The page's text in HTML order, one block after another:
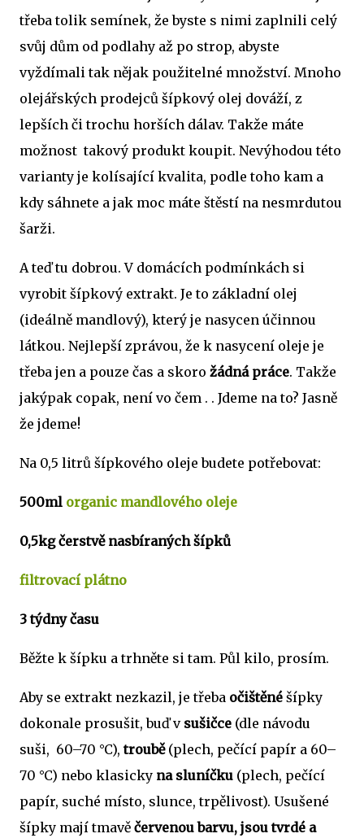
třeba tolik semínek, že byste s nimi zaplnili celý
svůj dům od podlahy až po strop, abyste
vyždímali tak nějak použitelné množství. Mnoho
olejářských prodejců šípkový olej dováží, z
lepších či trochu horších dálav. Takže máte
možnost takový produkt koupit. Nevýhodou této
varianty je kolísající kvalita, podle toho kam a
kdy sáhnete a jak moc máte štěstí na nesmrdutou
šarži.
A teď tu dobrou. V domácích podmínkách si
vyrobit šípkový extrakt. Je to základní olej
(ideálně mandlový), který je nasycen účinnou
látkou. Nejlepší zprávou, že k nasycení oleje je
třeba jen a pouze čas a skoro žádná práce. Takže
jakýpak copak, není vo čem . . Jdeme na to? Jasně
že jdeme!
Na 0,5 litrů šípkového oleje budete potřebovat:
500ml organic mandlového oleje
0,5kg čerstvě nasbíraných šípků
filtrovací plátno
3 týdny času
Běžte k šípku a trhněte si tam. Půl kilo, prosím.
Aby se extrakt nezkazil, je třeba očištěné šípky
dokonale prosušit, buď v sušičce (dle návodu
suši, 60–70 °C),troubě(plech, pečící papír a 60–
70 °C) nebo klasicky na sluníčku (plech, pečící
papír, suché místo, slunce, trpělivost). Usušené
šípky mají tmavě červenou barvu, jsou tvrdé a